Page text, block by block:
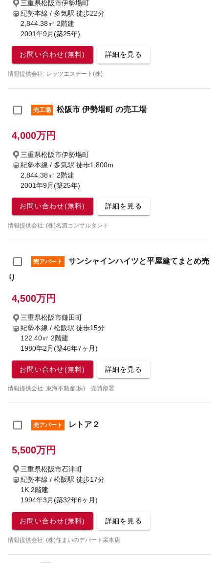
三重県松阪市伊勢場町
紀勢本線 / 多気駅 徒歩22分
2,844.38㎡ 2階建
2001年9月(築25年)
お問い合わせ(無料) 詳細を見る
情報提供会社: レッツエステート(株)
売工場 松阪市 伊勢場町 の売工場
4,000万円
三重県松阪市伊勢場町
紀勢本線 / 多気駅 徒歩1,800m
2,844.38㎡ 2階建
2001年9月(築25年)
お問い合わせ(無料) 詳細を見る
情報提供会社: (株)名泗コンサルタント
売アパート
サンシャインハイツと平屋建てまとめ売
り
4,500万円
三重県松阪市鎌田町
紀勢本線 / 松阪駅 徒歩15分
122.40㎡ 2階建
1980年2月(築46年7ヶ月)
お問い合わせ(無料) 詳細を見る
情報提供会社: 東海不動産(株) 売買部署
売アパート レトア２
5,500万円
三重県松阪市石津町
紀勢本線 / 松阪駅 徒歩17分
1K 2階建
1994年3月(築32年6ヶ月)
お問い合わせ(無料) 詳細を見る
情報提供会社: (株)住まいのデパート栄本店